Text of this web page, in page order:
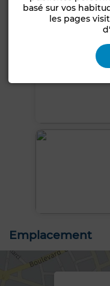
Emplacement
basé sur vos
les pages